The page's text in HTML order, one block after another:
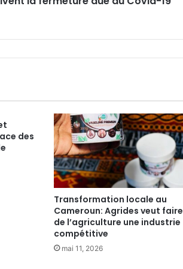
des
Transformation locale au
Cameroun: Agrides veut faire
de l’agriculture une industrie
compétitive
mai 11, 2026